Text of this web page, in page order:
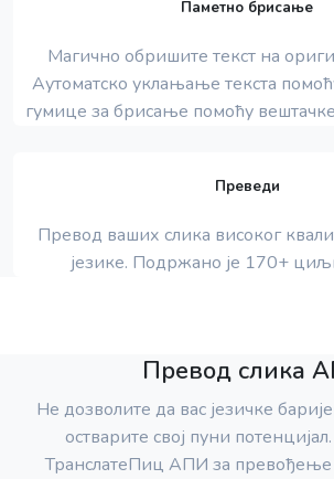
Паметно брисање
Магично обришите текст на
Аутоматско уклањање текста
гумице за брисање помоћу
Преведи
Превод ваших слика високог
језике. Подржано је 170+
Превод слика
Не дозволите да вас језичке
остварите свој пуни
ТранслатеПиц АПИ за превођење